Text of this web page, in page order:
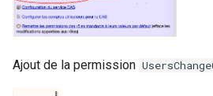
Ajout de la permission